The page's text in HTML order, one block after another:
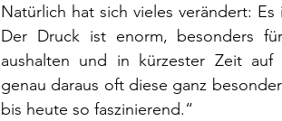
Natürlich hat sich vieles verändert:
Der Druck ist enorm, besonders
aushalten und in kürzester Zeit auf
genau daraus oft diese ganz
bis heute so faszinierend.“